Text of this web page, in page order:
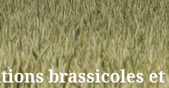
brassicoles et